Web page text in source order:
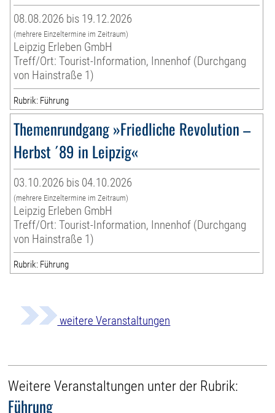
08.08.2026 bis 19.12.2026
(mehrere Einzeltermine im Zeitraum)
Leipzig Erleben GmbH
Treff/Ort: Tourist-Information, Innenhof (Durchgang
von Hainstraße 1)
Rubrik: Führung
Themenrundgang »Friedliche Revolution –
Herbst ´89 in Leipzig«
03.10.2026 bis 04.10.2026
(mehrere Einzeltermine im Zeitraum)
Leipzig Erleben GmbH
Treff/Ort: Tourist-Information, Innenhof (Durchgang
von Hainstraße 1)
Rubrik: Führung
weitere Veranstaltungen
Weitere Veranstaltungen unter der Rubrik:
Führung